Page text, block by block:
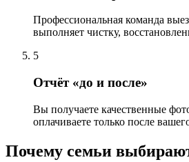
Профессиональная команда
выполняет чистку,
5
Отчёт «до и после»
Вы получаете качественные
оплачиваете только после
Почему семьи